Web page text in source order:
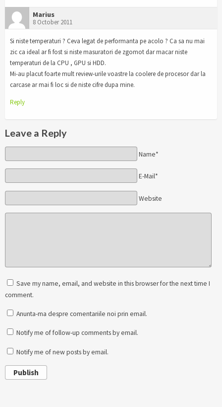
Marius
8 October 2011
Si niste temperaturi ? Ceva legat de performanta pe acolo ? Ca sa nu mai
zic ca ideal ar fi fost si niste masuratori de zgomot dar macar niste
temperaturi de la CPU , GPU si HDD.
Mi-au placut foarte mult review-urile voastre la coolere de procesor dar la
carcase ar mai fi loc si de niste cifre dupa mine.
Reply
Leave a Reply
Name*
E-Mail*
Website
Save my name, email, and website in this browser for the next time I
comment.
Anunta-ma despre comentariile noi prin email.
Notify me of follow-up comments by email.
Notify me of new posts by email.
Publish